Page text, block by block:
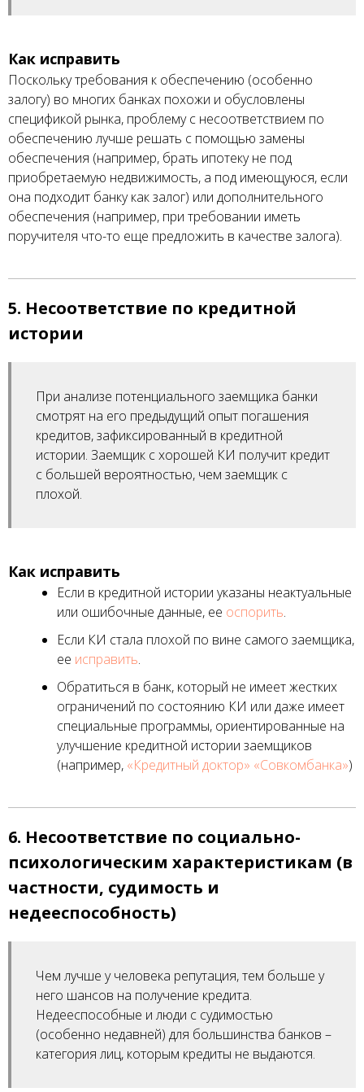
Как исправить
Поскольку требования к обеспечению (особенно
залогу) во многих банках похожи и обусловлены
спецификой рынка, проблему с несоответствием по
обеспечению лучше решать с помощью замены
обеспечения (например, брать ипотеку не под
приобретаемую недвижимость, а под имеющуюся, если
она подходит банку как залог) или дополнительного
обеспечения (например, при требовании иметь
поручителя что-то еще предложить в качестве залога).
5. Несоответствие по кредитной
истории
При анализе потенциального заемщика банки
смотрят на его предыдущий опыт погашения
кредитов, зафиксированный в кредитной
истории. Заемщик с хорошей КИ получит кредит
с большей вероятностью, чем заемщик с
плохой.
Как исправить
Если в кредитной истории указаны неактуальные
или ошибочные данные, ее оспорить.
Если КИ стала плохой по вине самого заемщика,
ее исправить.
Обратиться в банк, который не имеет жестких
ограничений по состоянию КИ или даже имеет
специальные программы, ориентированные на
улучшение кредитной истории заемщиков
(например, «Кредитный доктор» «Совкомбанка»)
6. Несоответствие по социально-
психологическим характеристикам (в
частности, судимость и
недееспособность)
Чем лучше у человека репутация, тем больше у
него шансов на получение кредита.
Недееспособные и люди с судимостью
(особенно недавней) для большинства банков –
категория лиц, которым кредиты не выдаются.